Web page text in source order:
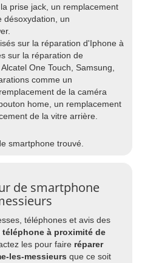
prise jack, un remplacement
désoxydation, un
sur la réparation d'Iphone à
sur la réparation de
One Touch, Samsung,
comme un
de la caméra
home, un remplacement
de la vitre arrière.
smartphone trouvé.
de smartphone
téléphones et avis des
téléphone à proximité de
les pour faire réparer
les-messieurs que ce soit